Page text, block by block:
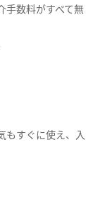
手数料がすべて無
もすぐに使え、入